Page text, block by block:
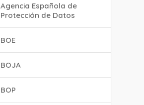
Agencia Española de
Protección de Datos
BOE
BOJA
BOP